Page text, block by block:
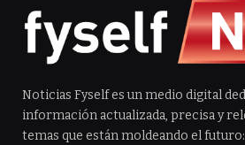
Noticias Fyself es un medio digital
información actualizada, precisa y
temas que están moldeando el